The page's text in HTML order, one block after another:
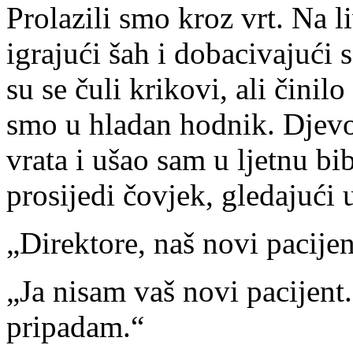
Prolazili smo kroz vrt. Na
igrajući šah i dobacivajući
su se čuli krikovi, ali činilo
smo u hladan hodnik.
vrata i ušao sam u ljetnu
prosijedi čovjek, gledajući
„Direktore, naš novi
„Ja nisam vaš novi
pripadam.“